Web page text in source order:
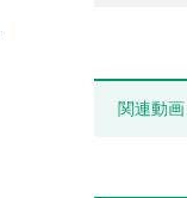
関連動画